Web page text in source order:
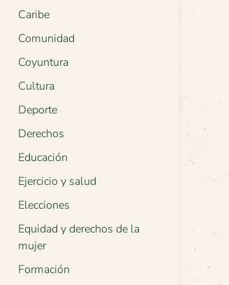
Caribe
Comunidad
Coyuntura
Cultura
Deporte
Derechos
Educación
Ejercicio y salud
Elecciones
Equidad y derechos de la
mujer
Formación